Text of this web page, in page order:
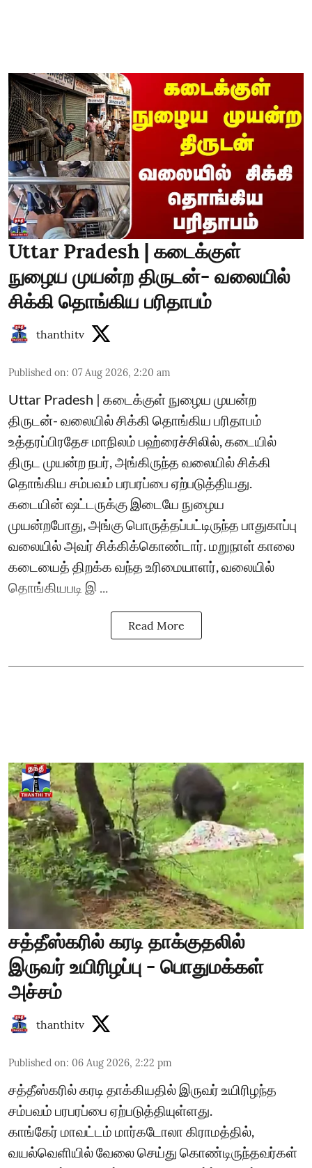
Uttar Pradesh | கடைக்குள்
நுழைய முயன்ற திருடன்- வலையில்
சிக்கி தொங்கிய பரிதாபம்
thanthitv
Published on: 07 Aug 2026, 2:20 am
Uttar Pradesh | கடைக்குள் நுழைய முயன்ற
திருடன்- வலையில் சிக்கி தொங்கிய பரிதாபம்
உத்தரப்பிரதேச மாநிலம் பஹ்ரைச்சிலில், கடையில்
திருட முயன்ற நபர், அங்கிருந்த வலையில் சிக்கி
தொங்கிய சம்பவம் பரபரப்பை ஏற்படுத்தியது.
கடையின் ஷட்டருக்கு இடையே நுழைய
முயன்றபோது, அங்கு பொருத்தப்பட்டிருந்த பாதுகாப்பு
வலையில் அவர் சிக்கிக்கொண்டார். மறுநாள் காலை
கடையைத் திறக்க வந்த உரிமையாளர், வலையில்
தொங்கியபடி இ ...
Read More
சத்தீஸ்கரில் கரடி தாக்குதலில்
இருவர் உயிரிழப்பு - பொதுமக்கள்
அச்சம்
thanthitv
Published on: 06 Aug 2026, 2:22 pm
சத்தீஸ்கரில் கரடி தாக்கியதில் இருவர் உயிரிழந்த
சம்பவம் பரபரப்பை ஏற்படுத்தியுள்ளது.
காங்கேர் மாவட்டம் மார்கடோலா கிராமத்தில்,
வயல்வெளியில் வேலை செய்து கொண்டிருந்தவர்கள்